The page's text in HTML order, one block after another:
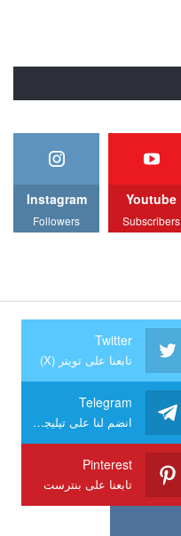
Youtube
Subscribers
Instagram
Followers
Twitter
تابعنا على تويتر (X)
Telegram
انضم لنا على تيليجرام
Pinterest
تابعنا على بنترست